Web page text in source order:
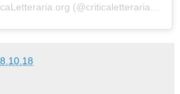
(@criticaletteraria) in data:
8.10.18